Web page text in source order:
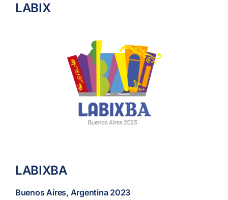
LABIX
LABIXBA
Buenos Aires, Argentina 2023